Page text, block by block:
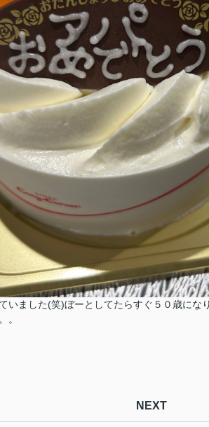
いました(笑)ぼーとしてたらすぐ５０歳にな
。
NEXT